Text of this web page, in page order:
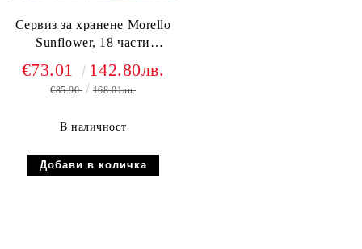
Сервиз за хранене Morello
Sunflower, 18 части
€73.01 142.80лв.
€85.90 168.01лв.
В наличност